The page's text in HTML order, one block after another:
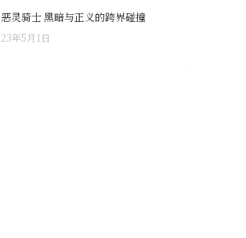
恶灵骑士 黑暗与正义的跨界碰撞
23年5月1日